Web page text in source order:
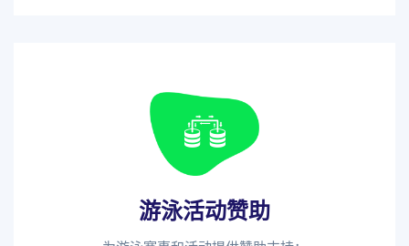
游泳活动赞助